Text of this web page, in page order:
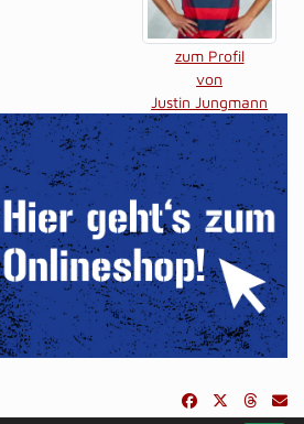
zum Profil
von
Justin Jungmann